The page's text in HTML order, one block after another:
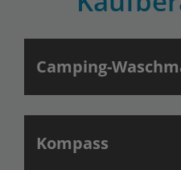
Camping-
Kompass